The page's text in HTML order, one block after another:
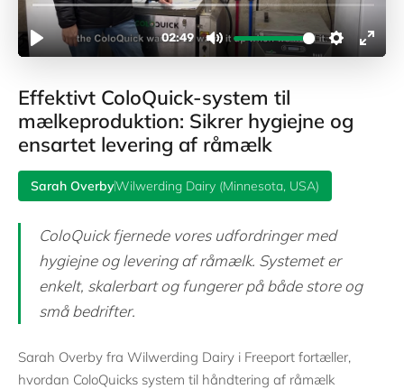
Effektivt ColoQuick-system til
mælkeproduktion: Sikrer hygiejne og
ensartet levering af råmælk
Sarah OverbyWilwerding Dairy (Minnesota, USA)
ColoQuick fjernede vores udfordringer med
hygiejne og levering af råmælk. Systemet er
enkelt, skalerbart og fungerer på både store og
små bedrifter.
Sarah Overby fra Wilwerding Dairy i Freeport fortæller,
hvordan ColoQuicks system til håndtering af råmælk